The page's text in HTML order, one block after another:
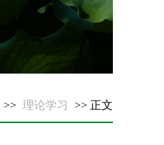
>> 理论学习 >> 正文